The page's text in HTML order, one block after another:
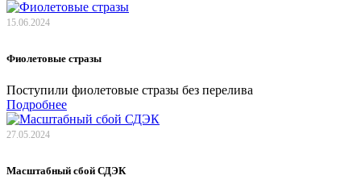
15.06.2024
Фиолетовые стразы
Поступили фиолетовые стразы без перелива
Подробнее
27.05.2024
Масштабный сбой СДЭК